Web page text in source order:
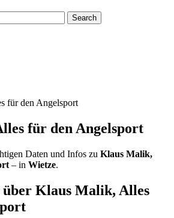
Search
für den Angelsport
für den Angelsport
Daten und Infos zu Klaus Malik,
– in Wietze.
Klaus Malik, Alles